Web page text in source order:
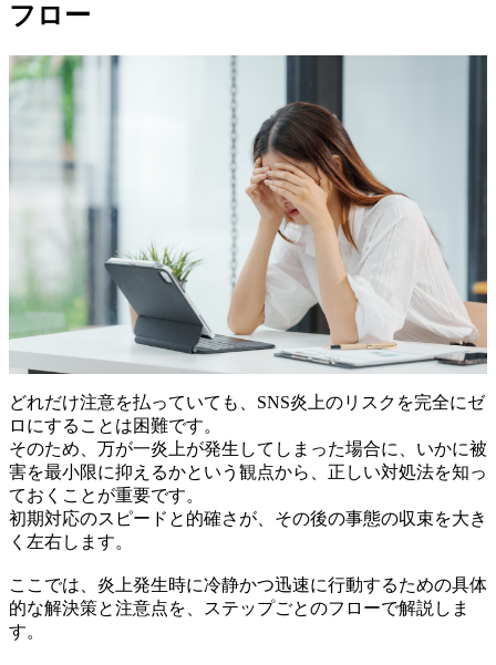
フロー
どれだけ注意を払っていても、SNS炎上のリスクを完全にゼ
ロにすることは困難です。
そのため、万が一炎上が発生してしまった場合に、いかに被
害を最小限に抑えるかという観点から、正しい対処法を知っ
ておくことが重要です。
初期対応のスピードと的確さが、その後の事態の収束を大き
く左右します。
ここでは、炎上発生時に冷静かつ迅速に行動するための具体
的な解決策と注意点を、ステップごとのフローで解説しま
す。